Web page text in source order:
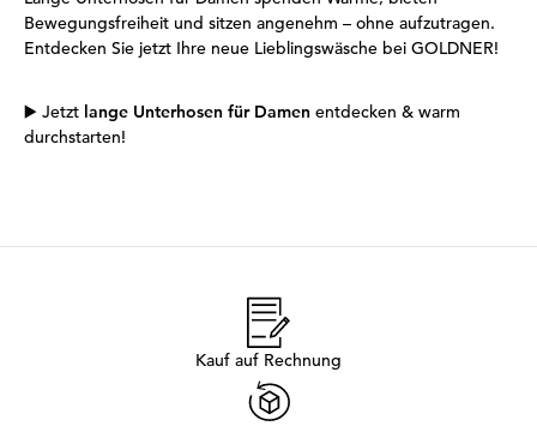
Bewegungsfreiheit und sitzen angenehm – ohne aufzutragen.
Entdecken Sie jetzt Ihre neue Lieblingswäsche bei GOLDNER!
▶️ Jetzt lange Unterhosen für Damen entdecken & warm
durchstarten!
Kauf auf Rechnung